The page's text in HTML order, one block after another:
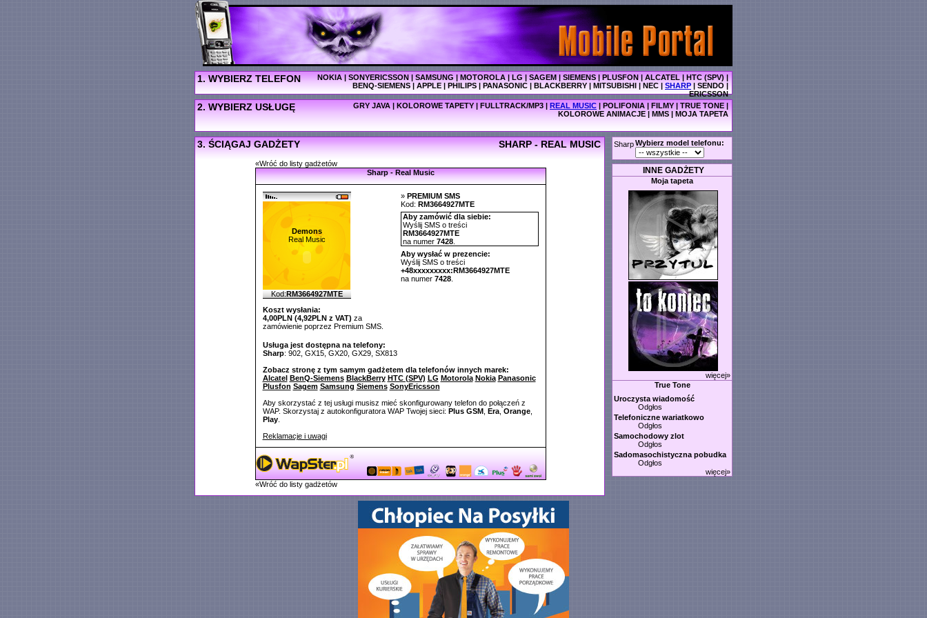
1. WYBIERZ TELEFON NOKIA|SONYERICSSON|SAMSUNG|MOTOROLA|LG|SAGEM|SIEMENS|PLUSFON|ALCATEL|HTC (SPV)|
BENQ-SIEMENS|APPLE|PHILIPS|PANASONIC|BLACKBERRY|MITSUBISHI|NEC|SHARP|SENDO|
ERICSSON
2. WYBIERZ USŁUGĘ GRY JAVA | KOLOROWE TAPETY | FULLTRACK/MP3 | REAL MUSIC | POLIFONIA | FILMY | TRUE TONE |
KOLOROWE ANIMACJE | MMS | MOJA TAPETA
3. ŚCIĄGAJ GADŻETY SHARP - REAL MUSIC
«Wróć do listy gadżetów
Sharp - Real Music
Demons
Real Music
Kod:RM3664927MTE
Koszt wysłania:
4,00PLN (4,92PLN z VAT) za
zamówienie poprzez Premium SMS.
» PREMIUM SMS
Kod: RM3664927MTE
Aby zamówić dla siebie:
Wyślij SMS o treści
RM3664927MTE
na numer 7428.
Aby wysłać w prezencie:
Wyślij SMS o treści
+48xxxxxxxxx:RM3664927MTE
na numer 7428.
Usługa jest dostępna na telefony:
Sharp: 902, GX15, GX20, GX29, SX813
Zobacz stronę z tym samym gadżetem dla telefonów innych marek:
Alcatel BenQ-Siemens BlackBerry HTC (SPV) LG Motorola Nokia Panasonic
Plusfon Sagem Samsung Siemens SonyEricsson
Aby skorzystać z tej usługi musisz mieć skonfigurowany telefon do połączeń z
WAP. Skorzystaj z autokonfiguratora WAP Twojej sieci: Plus GSM, Era, Orange,
Play.
Reklamacje i uwagi
«Wróć do listy gadżetów
Wybierz model telefonu:
Sharp
INNE GADŻETY
Moja tapeta
więcej»
True Tone
Uroczysta wiadomość
Odgłos
Telefoniczne wariatkowo
Odgłos
Samochodowy zlot
Odgłos
Sadomasochistyczna pobudka
Odgłos
więcej»